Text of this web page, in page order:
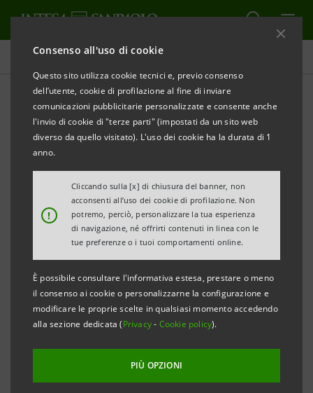
Consenso all'uso di cookie
Questo sito utilizza cookie tecnici e, previo consenso
dell’utente, cookie di profilazione al fine di inviare
comunicazioni pubblicitarie personalizzate e consente anche
l'invio di cookie di "terze parti" (impostati da un sito web
diverso da quello visitato). L'uso dei cookie ha la durata di 1
anno.
!
Cliccando sulla [x] di chiusura del banner, non
acconsenti all’uso dei cookie di profilazione. Non
potremo, perciò, personalizzare la tua esperienza
di navigazione, né offrirti contenuti in linea con le
tue preferenze o i tuoi comportamenti online.
È possibile consultare l'informativa estesa, prestare o meno
il consenso ai cookie o personalizzarne la configurazione e
modificare le proprie scelte in qualsiasi momento accedendo
alla sezione dedicata (Privacy- Cookie policy).
PIÙ OPZIONI
Comunicati stampa
STAMPA AGGIORNA
INTESA SANPAOLO: MOODY'S RIDUCE IL RATING A
LUNGO TERMINE A SEGUITO DELLA REVISIONE DEL
RATING DELL'ITALIA. CONFERMATI IL RATING A
BREVE TERMINE E IL BANK FINANCIAL STRENGTH
RATING
Torino, Milano, 6 ottobre 2011– Intesa Sanpaolo
informa che l'agenzia internazionale Moody's ha
ridotto il rating a lungo termine assegnato a Intesa
Sanpaolo ad A2 (da Aa3), a seguito dell’abbassamento
prospettive negative reso noto il 4 ottobre scorso.